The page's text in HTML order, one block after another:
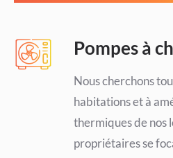
Pompes à
Nous cherchons
habitations et à
thermiques de nos
propriétaires se